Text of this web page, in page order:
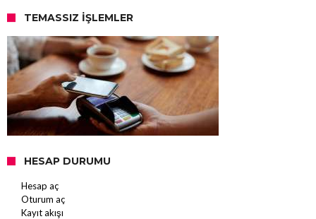
TEMASSIZ İŞLEMLER
HESAP DURUMU
Hesap aç
Oturum aç
Kayıt akışı